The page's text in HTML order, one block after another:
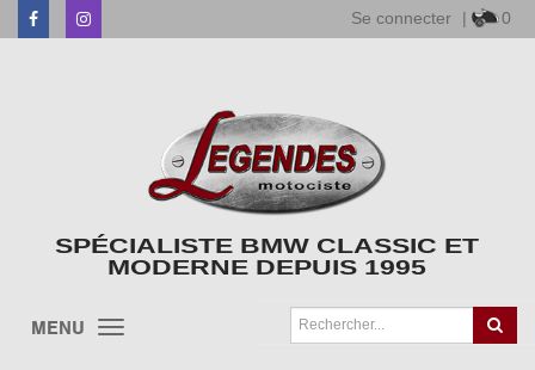
FacebookInstagram Se connecter | 0
SPÉCIALISTE BMW CLASSIC ET
MODERNE DEPUIS 1995
MENU